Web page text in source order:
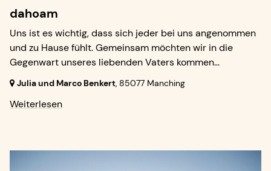
dahoam
Uns ist es wichtig, dass sich jeder bei uns angenommen
und zu Hause fühlt. Gemeinsam möchten wir in die
Gegenwart unseres liebenden Vaters kommen...
Julia und Marco Benkert, 85077 Manching
Weiterlesen